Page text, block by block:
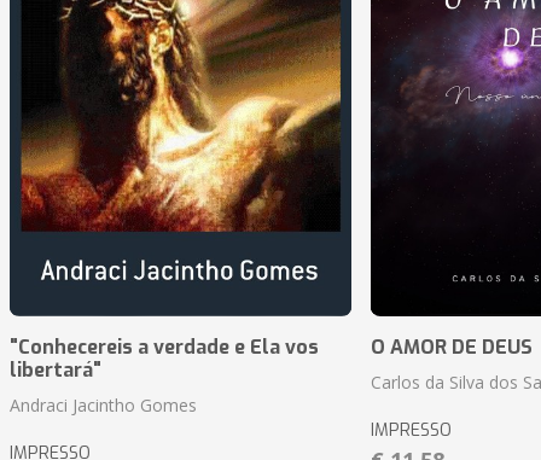
"Conhecereis a verdade e Ela vos
libertará"
Andraci Jacintho Gomes
IMPRESSO
O AMOR DE DEUS
Carlos da Silva dos
IMPRESSO